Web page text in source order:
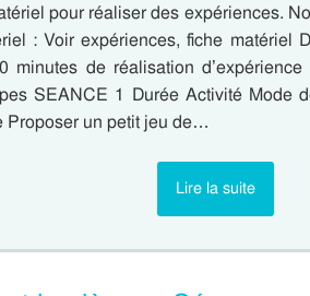
pour réaliser des expériences.
: Voir expériences, fiche matériel
minutes de réalisation
SEANCE 1 Durée Activité Mode
Proposer un petit jeu de…
Lire la suite